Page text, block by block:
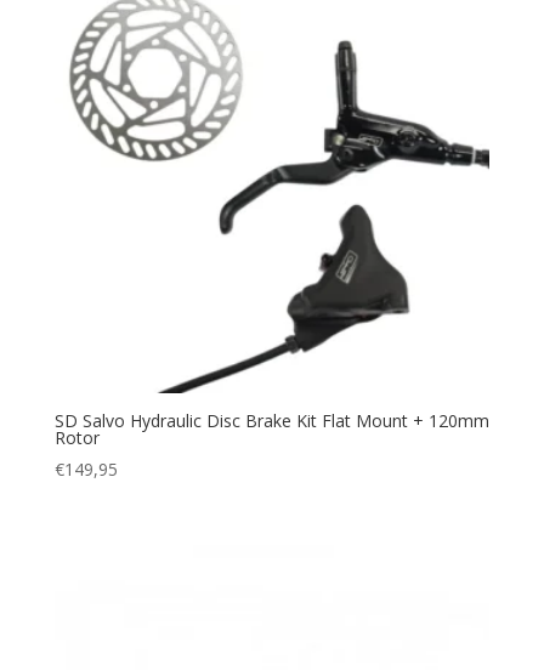
SD Salvo Hydraulic Disc Brake Kit Flat Mount + 120mm
Rotor
€149,95